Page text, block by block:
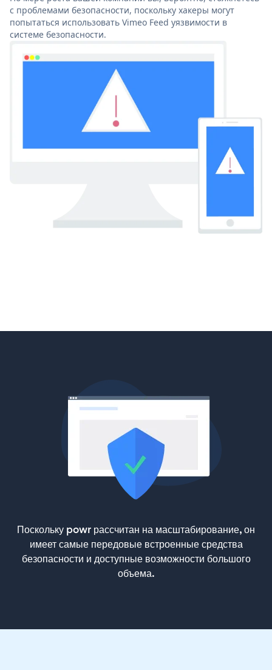
с проблемами безопасности, поскольку хакеры могут
попытаться использовать Vimeo Feed уязвимости в
системе безопасности.
Поскольку powr рассчитан на масштабирование, он
имеет самые передовые встроенные средства
безопасности и доступные возможности большого
объема.